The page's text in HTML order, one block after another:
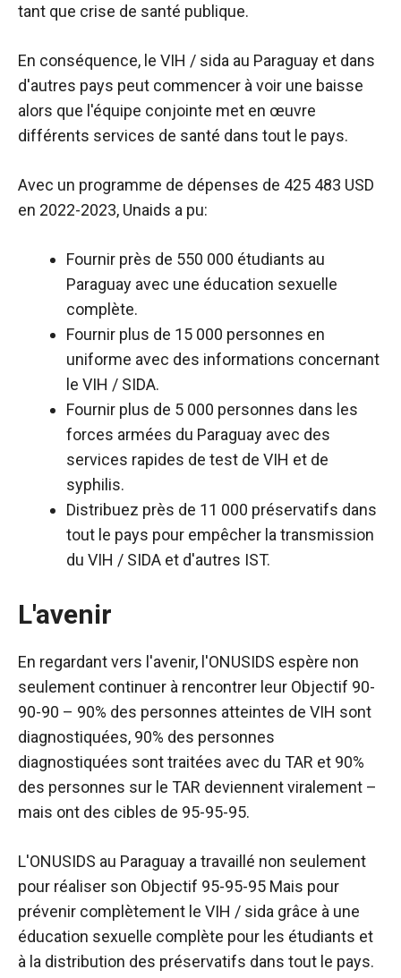
tant que crise de santé publique.
En conséquence, le VIH / sida au Paraguay et dans
d'autres pays peut commencer à voir une baisse
alors que l'équipe conjointe met en œuvre
différents services de santé dans tout le pays.
Avec un programme de dépenses de 425 483 USD
en 2022-2023, Unaids a pu:
Fournir près de 550 000 étudiants au
Paraguay avec une éducation sexuelle
complète.
Fournir plus de 15 000 personnes en
uniforme avec des informations concernant
le VIH / SIDA.
Fournir plus de 5 000 personnes dans les
forces armées du Paraguay avec des
services rapides de test de VIH et de
syphilis.
Distribuez près de 11 000 préservatifs dans
tout le pays pour empêcher la transmission
du VIH / SIDA et d'autres IST.
L'avenir
En regardant vers l'avenir, l'ONUSIDS espère non
seulement continuer à rencontrer leur Objectif 90-
90-90 – 90% des personnes atteintes de VIH sont
diagnostiquées, 90% des personnes
diagnostiquées sont traitées avec du TAR et 90%
des personnes sur le TAR deviennent viralement –
mais ont des cibles de 95-95-95.
L'ONUSIDS au Paraguay a travaillé non seulement
pour réaliser son Objectif 95-95-95 Mais pour
prévenir complètement le VIH / sida grâce à une
éducation sexuelle complète pour les étudiants et
à la distribution des préservatifs dans tout le pays.